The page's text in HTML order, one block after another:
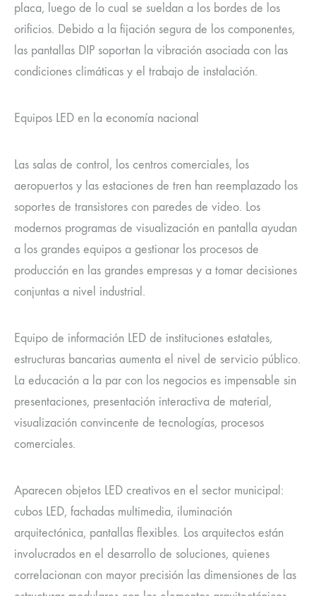
placa, luego de lo cual se sueldan a los bordes de los
orificios. Debido a la fijación segura de los componentes,
las pantallas DIP soportan la vibración asociada con las
condiciones climáticas y el trabajo de instalación.
Equipos LED en la economía nacional
Las salas de control, los centros comerciales, los
aeropuertos y las estaciones de tren han reemplazado los
soportes de transistores con paredes de video. Los
modernos programas de visualización en pantalla ayudan
a los grandes equipos a gestionar los procesos de
producción en las grandes empresas y a tomar decisiones
conjuntas a nivel industrial.
Equipo de información LED de instituciones estatales,
estructuras bancarias aumenta el nivel de servicio público.
La educación a la par con los negocios es impensable sin
presentaciones, presentación interactiva de material,
visualización convincente de tecnologías, procesos
comerciales.
Aparecen objetos LED creativos en el sector municipal:
cubos LED, fachadas multimedia, iluminación
arquitectónica, pantallas flexibles. Los arquitectos están
involucrados en el desarrollo de soluciones, quienes
correlacionan con mayor precisión las dimensiones de las